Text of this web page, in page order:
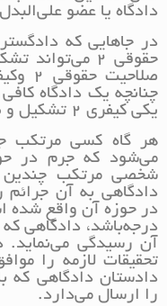
دادگاه یا عضو
در جاهایی که
حقوقی 2
یکی کیفری 2 تشکیل و طبق صلاحیتهای خود عمل‌می‌کنند.
هر گاه کسی مرتکب
می‌شود که جرم در
شخصی مرتکب چندین
دادگاهی به آن
در حوزه آن واقع شده
درجه‌باشد، دادگاهی
آن رسیدگی
تحقیقات لازمه را
دادستان دادگاهی که
را ارسال می‌دارد.